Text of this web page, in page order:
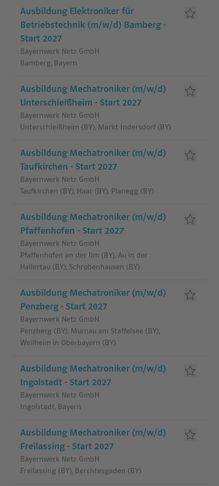
Ausbildung Elektroniker für
Betriebstechnik (m/w/d) Bamberg -
Start 2027
Bayernwerk Netz GmbH
Bamberg, Bayern
Ausbildung Mechatroniker (m/w/d)
Unterschleißheim - Start 2027
Bayernwerk Netz GmbH
Unterschleißheim (BY), Markt Indersdorf (BY)
Ausbildung Mechatroniker (m/w/d)
Taufkirchen - Start 2027
Bayernwerk Netz GmbH
Taufkirchen (BY), Haar (BY), Planegg (BY)
Ausbildung Mechatroniker (m/w/d)
Pfaffenhofen - Start 2027
Bayernwerk Netz GmbH
Pfaffenhofen an der Ilm (BY), Au in der
Hallertau (BY), Schrobenhausen (BY)
Ausbildung Mechatroniker (m/w/d)
Penzberg - Start 2027
Bayernwerk Netz GmbH
Penzberg (BY), Murnau am Staffelsee (BY),
Weilheim in Oberbayern (BY)
Ausbildung Mechatroniker (m/w/d)
Ingolstadt - Start 2027
Bayernwerk Netz GmbH
Ingolstadt, Bayern
Ausbildung Mechatroniker (m/w/d)
Freilassing - Start 2027
Bayernwerk Netz GmbH
Freilassing (BY), Berchtesgaden (BY)